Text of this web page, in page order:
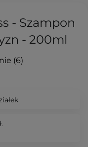
- Szampon
- 200ml
6